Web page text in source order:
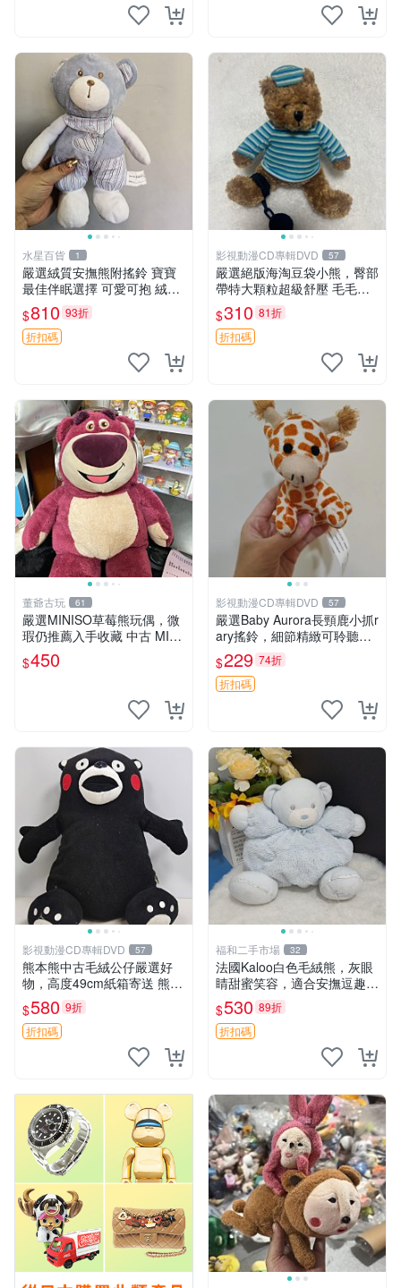
水星百貨 1
嚴選絨質安撫熊附搖鈴 寶寶
最佳伴眠選擇 可愛可抱 絨毛
玩具 安撫熊 嬰兒用
$810 93折
折扣碼
影視動漫CD專輯DVD 57
嚴選絕版海淘豆袋小熊，臀部
帶特大顆粒超級舒壓 毛毛摸
起來格外順滑適合收藏 100%
棉質 豆袋枕 豆袋、抱枕、小
熊
$310 81折
折扣碼
董爺古玩 61
嚴選MINISO草莓熊玩偶，微
瑕仍推薦入手收藏 中古 MINI
SO 草莓熊 玩具 收藏
$450
影視動漫CD專輯DVD 57
嚴選Baby Aurora長頸鹿小抓r
ary搖鈴，細節精緻可聆聽清
脆鈴音 軟萌可愛 定制紀念 金
屬搖鈴 新手媽咪推薦 長頸鹿
抓rary 搖鈴
$229 74折
折扣碼
影視動漫CD專輯DVD 57
熊本熊中古毛絨公仔嚴選好
物，高度49cm紙箱寄送 熊本
熊 中古 毛絨公仔
$580 9折
折扣碼
福和二手市場 32
法國Kaloo白色毛絨熊，灰眼
睛甜蜜笑容，適合安撫逗趣可
愛，柔軟面料手感佳。14 白
色安撫熊 毛絨玩具 寶寶逗樂
具
$530 89折
折扣碼